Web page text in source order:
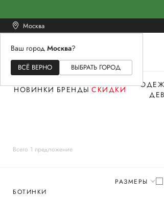
Москва
Ваш город Москва?
ВСЁ ВЕРНО ВЫБРАТЬ ГОРОД
ЖЕНСКОЕМУЖСКОЕ
НОВИНКИ БРЕНДЫ СКИДКИ
Всего 1 предложение
БОТИНКИ
РАЗМЕРЫ